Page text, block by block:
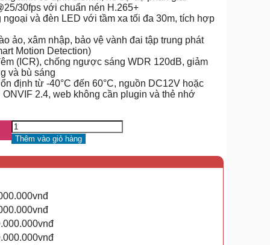
30fps với chuẩn nén H.265+
và đèn LED với tầm xa tối đa 30m, tích hợp
ảo, xâm nhập, bảo vệ vành đai tập trung phát
Motion Detection)
(ICR), chống ngược sáng WDR 120dB, giảm
và bù sáng
định từ -40°C đến 60°C, nguồn DC12V hoặc
2.4, web không cần plugin và thẻ nhớ
Thêm vào giỏ hàng